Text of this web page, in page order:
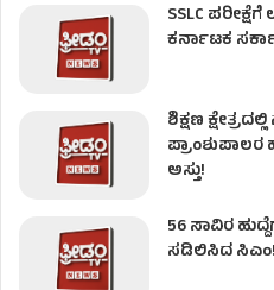
SSLC
ಕರ್ನಾಟಕ
ಶಿಕ್ಷಣ
ಪ್ರಾಂಶುಪಾಲರ
ಅಸ್ತು!
56 ಸಾವಿರ
ಸಡಿಲಿಸಿದ ಸಿಎಂ!